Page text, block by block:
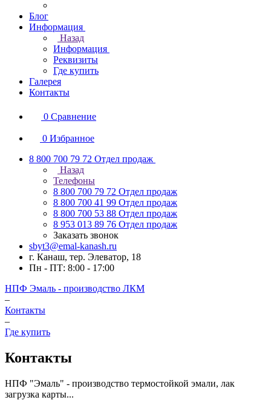
Блог
Информация
Назад
Информация
Реквизиты
Где купить
Галерея
Контакты
0 Сравнение
0 Избранное
8 800 700 79 72 Отдел продаж
Назад
Телефоны
8 800 700 79 72 Отдел продаж
8 800 700 41 99 Отдел продаж
8 800 700 53 88 Отдел продаж
8 953 013 89 76 Отдел продаж
Заказать звонок
sbyt3@emal-kanash.ru
г. Канаш, тер. Элеватор, 18
Пн - ПТ: 8:00 - 17:00
НПФ Эмаль - производство ЛКМ
–
Контакты
–
Где купить
Контакты
НПФ "Эмаль" - производство термостойкой эмали, лак
загрузка карты...